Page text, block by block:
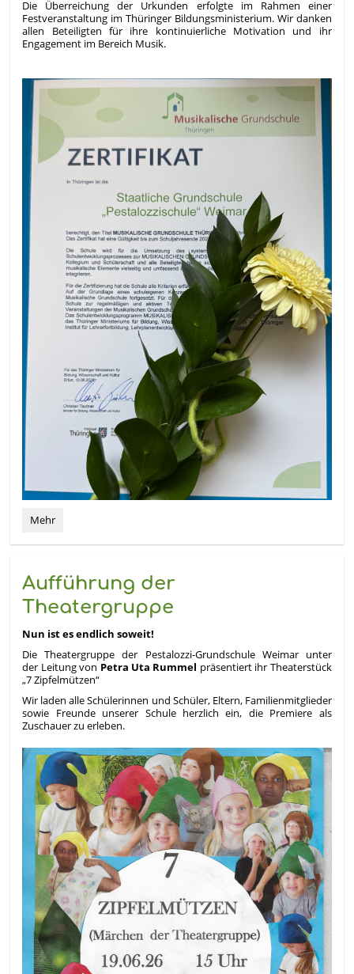
Die Überreichung der Urkunden erfolgte im Rahmen einer
Festveranstaltung im Thüringer Bildungsministerium. Wir danken
allen Beteiligten für ihre kontinuierliche Motivation und ihr
Engagement im Bereich Musik.
Geschafft!:
Mehr
Aufführung der
Theatergruppe
Nun ist es endlich soweit!
Die Theatergruppe der Pestalozzi-Grundschule Weimar unter
der Leitung von Petra Uta Rummel präsentiert ihr Theaterstück
„7 Zipfelmützen“
Wir laden alle Schülerinnen und Schüler, Eltern, Familienmitglieder
sowie Freunde unserer Schule herzlich ein, die Premiere als
Zuschauer zu erleben.